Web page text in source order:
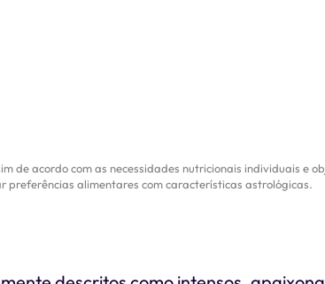
de acordo com as necessidades nutricionais individuais e
preferências alimentares com características astrológicas.